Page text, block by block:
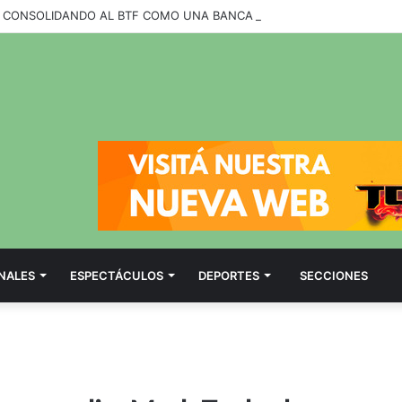
ESPECTÁCULOS DEPORTES SECCIONES